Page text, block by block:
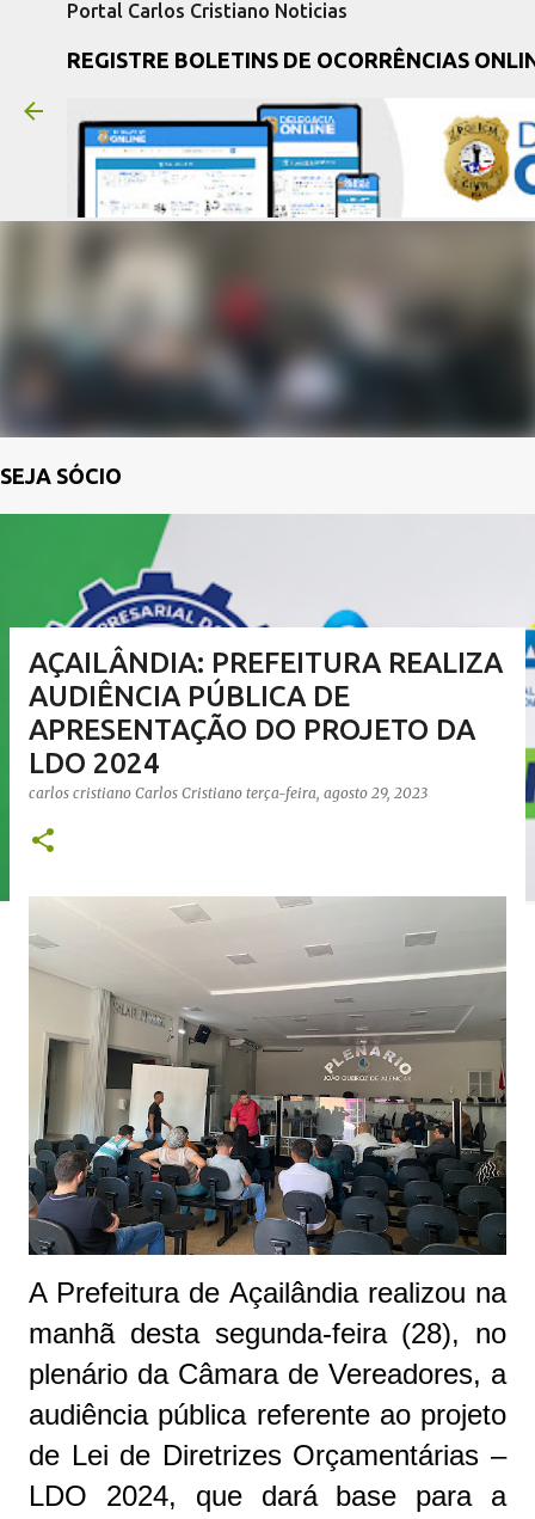
Portal Carlos Cristiano Noticias
REGISTRE BOLETINS DE OCORRÊNCIAS
SEJA SÓCIO
AÇAILÂNDIA: PREFEITURA REALIZA
AUDIÊNCIA PÚBLICA DE
APRESENTAÇÃO DO PROJETO DA
LDO 2024
carlos cristiano Carlos Cristiano terça-feira, agosto 29, 2023
A Prefeitura de Açailândia realizou na
manhã desta segunda-feira (28), no
plenário da Câmara de Vereadores, a
audiência pública referente ao projeto
de Lei de Diretrizes Orçamentárias –
LDO 2024, que dará base para a